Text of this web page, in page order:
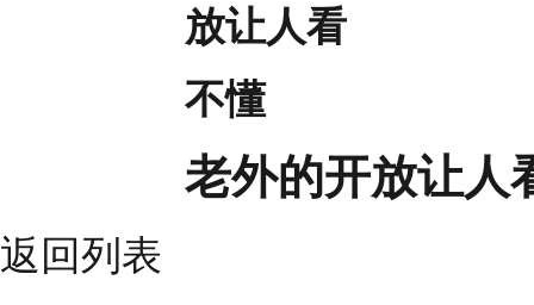
老外的开放让人
返回列表